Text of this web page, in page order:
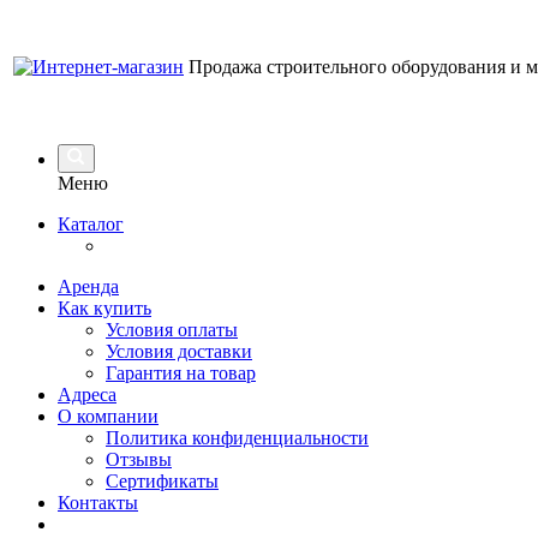
Продажа строительного оборудования и
Меню
Каталог
Аренда
Как купить
Условия оплаты
Условия доставки
Гарантия на товар
Адреса
О компании
Политика конфиденциальности
Отзывы
Сертификаты
Контакты